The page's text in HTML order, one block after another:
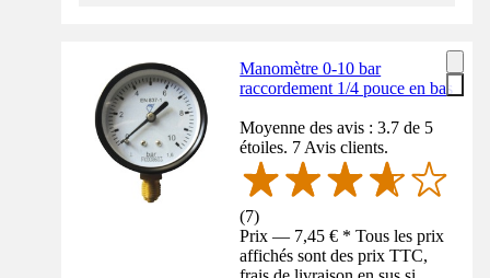
Manomètre 0-10 bar
raccordement 1/4 pouce en bas
Moyenne des avis : 3.7 de 5
étoiles. 7 Avis clients.
(7)
Prix — 7,45 € * Tous les prix
affichés sont des prix TTC,